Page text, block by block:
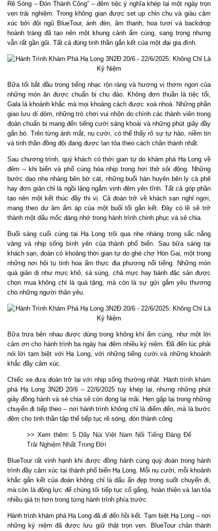
Rẽ Sóng – Đón Thành Công” – đêm tiệc ý nghĩa khép lại một ngày trọn
vẹn trải nghiệm. Trong không gian được set up chỉn chu và giàu cảm
xúc bởi đội ngũ BlueTour, ánh đèn, âm thanh, hoa tươi và backdrop
hoành tráng đã tạo nên một khung cảnh ấm cúng, sang trọng nhưng
vẫn rất gần gũi. Tất cả đúng tinh thần gắn kết của một đại gia đình.
Bữa tối bắt đầu trong tiếng nhạc rộn ràng và hương vị thơm ngon của
những món ăn được chuẩn bị chu đáo. Không đơn thuần là tiệc tối,
Gala là khoảnh khắc mà mọi khoảng cách được xoá nhoà. Những phần
giao lưu dí dỏm, những trò chơi vui nhộn do chính các thành viên trong
đoàn chuẩn bị mang đến tiếng cười sảng khoái và những phút giây đầy
gắn bó. Trên từng ánh mắt, nụ cười, có thể thấy rõ sự tự hào, niềm tin
và tinh thần đồng đội đang được lan tỏa theo cách chân thành nhất.
Sau chương trình, quý khách có thời gian tự do khám phá Hạ Long về
đêm – khi biển và phố cùng hòa nhịp trong hơi thở sôi động. Những
bước dạo nhẹ nhàng bên bờ cát, những buổi hàn huyên bên ly cà phê
hay đơn giản chỉ là ngồi lặng ngắm vịnh đêm yên tĩnh. Tất cả góp phần
tạo nên một kết thúc đầy thi vị. Cả đoàn trở về khách sạn nghỉ ngơi,
mang theo dư âm ấm áp của một buổi tối gắn kết. Đây có lẽ sẽ trở
thành một dấu mốc đáng nhớ trong hành trình chinh phục và sẻ chia.
Buổi sáng cuối cùng tại Hạ Long trôi qua nhẹ nhàng trong sắc nắng
vàng và nhịp sống bình yên của thành phố biển. Sau bữa sáng tại
khách sạn, đoàn có khoảng thời gian tự do ghé chợ Hòn Gai, một trong
những nơi hội tụ tinh hoa ẩm thực địa phương nổi tiếng. Những món
quà giản dị như mực khô, sá sùng, chả mực hay bánh đặc sản được
chọn mua không chỉ là quà tặng, mà còn là sự gửi gắm yêu thương
cho những người thân yêu.
Bữa trưa bên nhau được dùng trong không khí ấm cúng, như một lời
cảm ơn cho hành trình ba ngày hai đêm nhiều kỷ niệm. Đã đến lúc phải
nói lời tạm biệt với Hạ Long, với những tiếng cười và những khoảnh
khắc đầy cảm xúc.
Chiếc xe đưa đoàn trở lại với nhịp sống thường nhật. Hành trình khám
phá Hạ Long 3N2Đ 20/6 – 22/6/2025 tuy khép lại, nhưng những phút
giây đồng hành và sẻ chia sẽ còn đọng lại mãi. Hẹn gặp lại trong những
chuyến đi tiếp theo – nơi hành trình không chỉ là điểm đến, mà là bước
đệm cho tinh thần tập thể tiếp tục rẽ sóng, đón thành công
>> Xem thêm: 5 Dãy Núi Việt Nam Nổi Tiếng Đáng Để
Trải Nghiệm Nhất Trong Đời
BlueTour rất vinh hạnh khi được đồng hành cùng quý đoàn trong hành
trình đầy cảm xúc tại thành phố biển Hạ Long. Mỗi nụ cười, mỗi khoảnh
khắc gắn kết của đoàn không chỉ là dấu ấn đẹp trong suốt chuyến đi,
mà còn là động lực để chúng tôi tiếp tục cố gắng, hoàn thiện và lan tỏa
nhiều giá trị hơn trong từng hành trình phía trước.
Hành trình khám phá Hạ Long đã đi đến hồi kết. Tạm biệt Hạ Long – nơi
những kỷ niệm đã được lưu giữ thật trọn vẹn. BlueTour chân thành